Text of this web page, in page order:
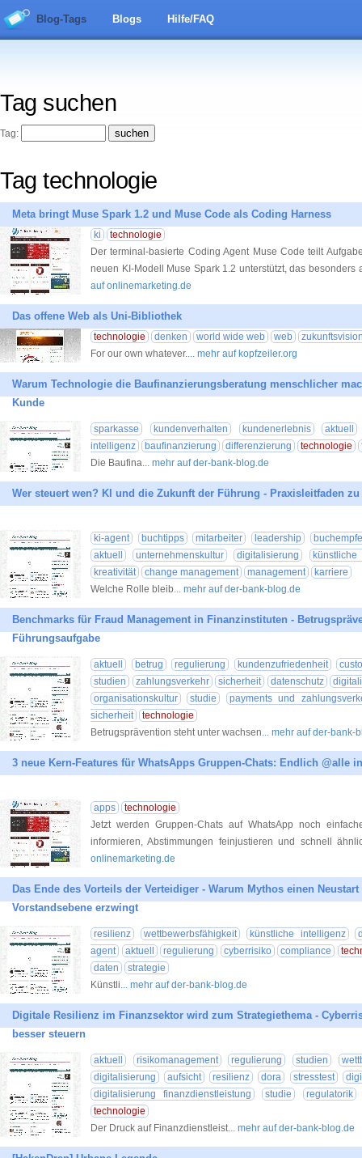
Blog-Tags Blogs Hilfe/FAQ
Tag suchen
Tag:
Tag technologie
Meta bringt Muse Spark 1.2 und Muse Code als Coding Harness
ki
technologie
Der terminal-basierte Coding Agent Muse Code teilt
neuen KI-Modell Muse Spark 1.2 unterstützt, das
auf onlinemarketing.de
Das offene Web als Uni-Bibliothek
technologie denken world wide web web
For our own whatever.... mehr auf kopfzeiler.org
Warum Technologie die Baufinanzierungsberatung menschlicher
Kunde
sparkasse kundenverhalten kundenerlebnis
aktuell
intelligenz
baufinanzierung differenzierung technologie
Die Baufina... mehr auf der-bank-blog.de
Wer steuert wen? KI und die Zukunft der Führung - Praxisleitfaden
ki-agent buchtipps mitarbeiter leadership
aktuell
unternehmenskultur digitalisierung
kreativität
change management management
karriere
Welche Rolle bleib... mehr auf der-bank-blog.de
Benchmarks für Fraud Management in Finanzinstituten -
Führungsaufgabe
aktuell betrug regulierung kundenzufriedenheit
studien
zahlungsverkehr sicherheit datenschutz
organisationskultur
studie
payments und
sicherheit
technologie
Betrugsprävention steht unter wachsen... mehr auf der-bank-
3 neue Kern-Features für WhatsApps Gruppen-Chats: Endlich @alle
apps
technologie
Jetzt werden Gruppen-Chats auf WhatsApp noch
informieren, Abstimmungen feinjustieren und schnell
onlinemarketing.de
Das Ende des Vorteils der Verteidiger - Warum Mythos einen
Vorstandsebene erzwingt
resilienz wettbewerbsfähigkeit künstliche intelligenz
agent
aktuell regulierung cyberrisiko compliance
daten
strategie
Künstli... mehr auf der-bank-blog.de
Digitale Resilienz im Finanzsektor wird zum Strategiethema -
besser steuern
aktuell risikomanagement regulierung studien
digitalisierung
aufsicht resilienz dora stresstest
digitalisierung finanzdienstleistung
studie
regulatorik
technologie
Der Druck auf Finanzdienstleist... mehr auf der-bank-blog.de